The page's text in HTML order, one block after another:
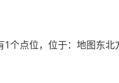
个点位，位于：地图东